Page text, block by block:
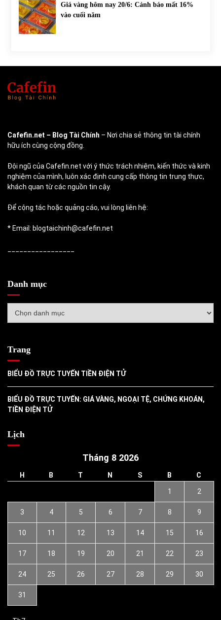
Giá vàng hôm nay 20/6: Cảnh báo mất 16%
vào cuối năm
Cafefin.net – Blog Tài Chính – Nơi chia sẻ thông tin tài chính
hữu ích cùng cộng đồng.
Đội ngũ của Cafefin.net với ý thức trách nhiệm, kiến thức và kinh
nghiệm của mình, luôn xác định cung cấp thông tin trung thực,
khách quan từ các nguồn tin cậy.
Để cộng tác hoặc quảng cáo, vui lòng liên hệ:
* Email: blogtaichinh@cafefin.net
Danh mục
mục
Trang
BIỂU ĐỒ TRỰC TUYẾN TIỀN ĐIỆN TỬ
BIỂU ĐỒ TRỰC TUYẾN: GIÁ VÀNG, NGOẠI TỆ, CHỨNG KHOÁN,
TIỀN ĐIỆN TỬ
Lịch
Tháng 8 2026
H B T N S B C
1 2
3 4 5 6 7 8 9
10 11 12 13 14 15 16
17 18 19 20 21 22 23
24 25 26 27 28 29 30
31